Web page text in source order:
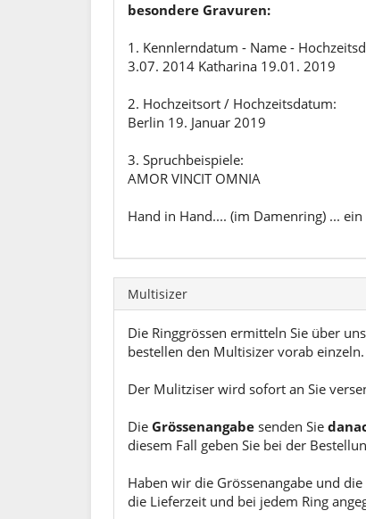
besondere Gravuren:
1. Kennlerndatum - Name -
3.07. 2014 Katharina 19.01. 2019
2. Hochzeitsort / Hochzeitsdatum:
Berlin 19. Januar 2019
3. Spruchbeispiele:
AMOR VINCIT OMNIA
Hand in Hand.... (im Damenring) ...
Multisizer
Die Ringgrössen ermitteln Sie über
bestellen den Multisizer vorab einzeln.
Der Mulitziser wird sofort an Sie
Die Grössenangabe senden Sie
diesem Fall geben Sie bei der
Haben wir die Grössenangabe und
die Lieferzeit und bei jedem Ring